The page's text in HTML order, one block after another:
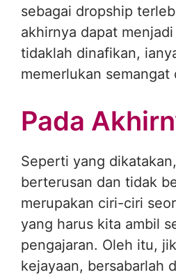
sebagai dropship
akhirnya dapat
tidaklah dinafikan,
memerlukan semangat
Pada
Seperti yang
berterusan dan tidak
merupakan ciri-ciri
yang harus kita ambil
pengajaran. Oleh itu,
kejayaan, bersabarlah